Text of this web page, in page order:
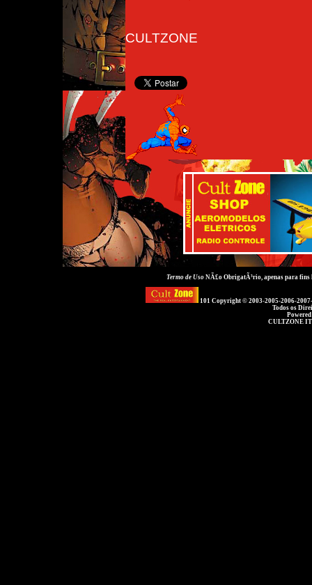
CULTZONE
Termo de UsoNÃ£o ObrigatÃ³rio, apenas para
101 Copyright © 2003-2005-2006-
Todos os
CULTZONE